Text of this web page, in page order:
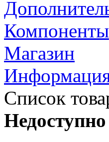
Компоненты
Магазин
Список